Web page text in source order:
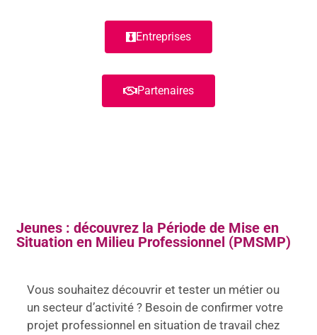
Entreprises
Partenaires
Jeunes : découvrez la Période de Mise en
Situation en Milieu Professionnel (PMSMP)
Vous souhaitez découvrir et tester un métier ou
un secteur d’activité ? Besoin de confirmer votre
projet professionnel en situation de travail chez